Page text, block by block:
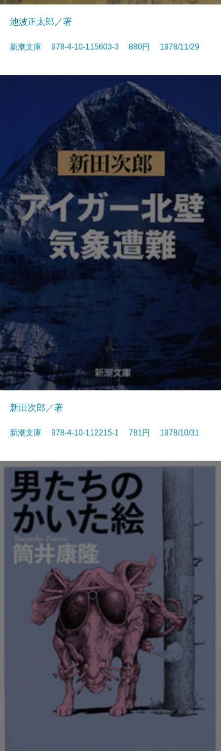
池波正太郎／著
新潮文庫 978-4-10-115603-3 880円 1978/11/29
新田次郎／著
新潮文庫 978-4-10-112215-1 781円 1978/10/31